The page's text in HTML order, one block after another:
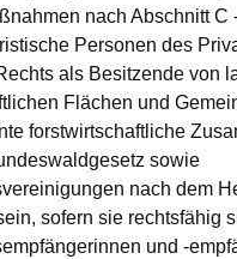
nach Abschnitt C
Personen des
als Besitzende von
Flächen und
forstwirtschaftliche
sowie
nach dem
sofern sie rechtsfähig
und -